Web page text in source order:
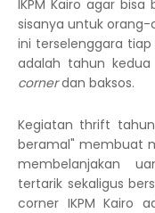
IKPM Kairo agar
sisanya untuk
ini terselenggara
adalah tahun kedua
cornerdan baksos.
Kegiatan thrift
beramal" membuat
membelanjakan
tertarik sekaligus
corner IKPM Kairo